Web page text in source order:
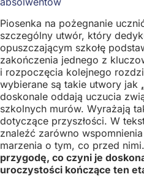
Piosenka na pożegnanie
szczególny utwór, który
opuszczającym szkołę
zakończenia jednego z
i rozpoczęcia kolejnego
wybierane są takie utwory jak
doskonale oddają uczucia
szkolnych murów. Wyrażają
dotyczące przyszłości. W
znaleźć zarówno
marzenia o tym, co przed nimi.
przygodę, co czyni je
uroczystości kończące ten